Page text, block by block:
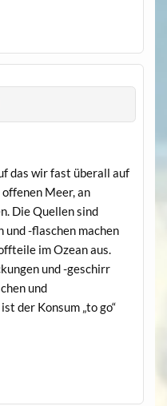
das wir fast überall auf
Meer, an
Die Quellen sind
-flaschen machen
im Ozean aus.
und -geschirr
und
der Konsum „to go“